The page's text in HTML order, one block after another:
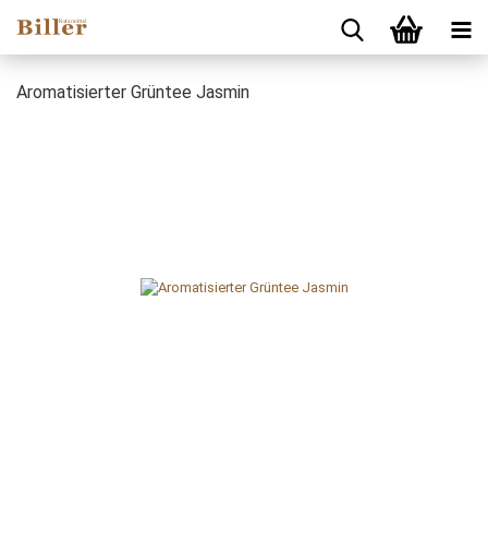
Aromatisierter Grüntee Jasmin